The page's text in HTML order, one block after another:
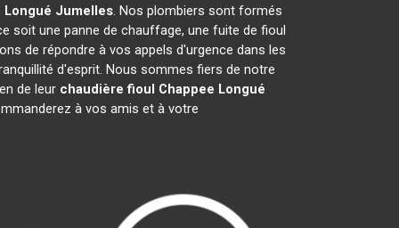
Longué Jumelles. Nos plombiers sont formés
soit une panne de chauffage, une fuite de fioul
de répondre à vos appels d'urgence dans les
d'esprit. Nous sommes fiers de notre
de leur chaudière fioul Chappee Longué
à vos amis et à votre